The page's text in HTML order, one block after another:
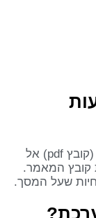
פשוט גררו את המאמר שאתם רוצים לסכם (קובץ pdf) אל
קובץ המאמר.
שעל המסך.